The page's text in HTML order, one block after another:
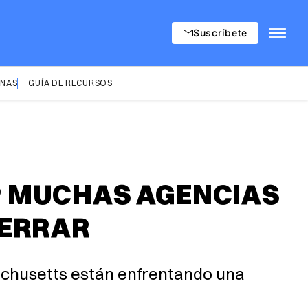
Suscríbete
GUÍA DE RECURSOS
AGENCIAS
están enfrentando una